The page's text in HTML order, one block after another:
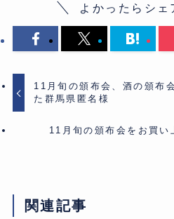
よかったらシェ
11月旬の頒布会、酒の頒布
た群馬県匿名様
11月旬の頒布会をお買
関連記事